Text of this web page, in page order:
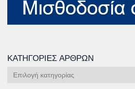
ΚΑΤΗΓΟΡΊΕΣ ΆΡΘΡΩΝ
Κατηγορίες